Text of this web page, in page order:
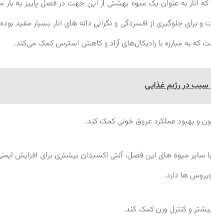
به عنوان یک میوه بهشتی از این جهت در فصل پاییز به بار
جلوگیری از افسردگی و نگرانی دانه های انار بسیار مفید
به مبارزه با رادیکال‌های آزاد و کاهش استرس کمک می‌کند.
و بهبود عملکرد عروق خونی کمک کند.
سایر میوه های این فصل، آنتی اکسیدان بیشتری برای افزایش
ها دارد.
و کنترل وزن کمک کند.